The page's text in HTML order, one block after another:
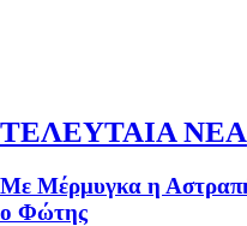
ΤΕΛΕΥΤΑΙΑ ΝΕΑ
Με Μέρμυγκα η
ο Φώτης